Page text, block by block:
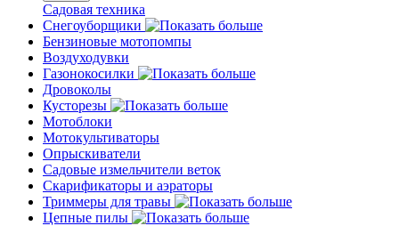
Садовая техника
Снегоуборщики
Бензиновые мотопомпы
Воздуходувки
Газонокосилки
Дровоколы
Кусторезы
Мотоблоки
Мотокультиваторы
Опрыскиватели
Садовые измельчители веток
Скарификаторы и аэраторы
Триммеры для травы
Цепные пилы